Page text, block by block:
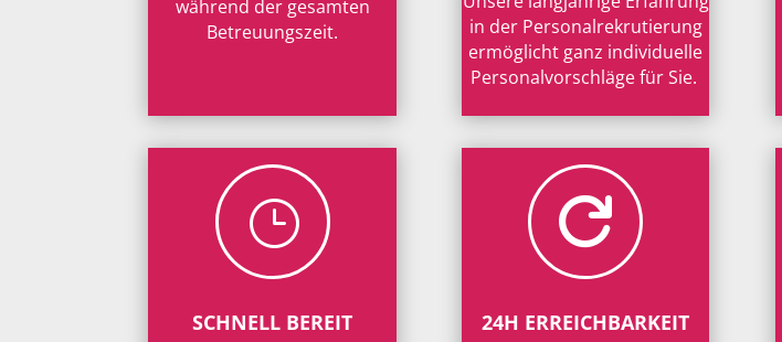
während der gesamten
Betreuungszeit.
}
SCHNELL BEREIT
in der Personalrekrutierung
ermöglicht ganz individuelle
Personalvorschläge für Sie.

24H ERREICHBARKEIT